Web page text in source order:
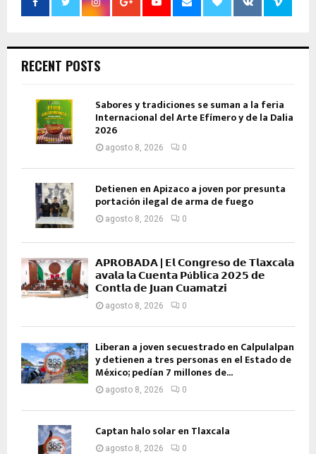
RECENT POSTS
Sabores y tradiciones se suman a la feria
Internacional del Arte Efímero y de la Dalia
2026
agosto 8, 2026 0
Detienen en Apizaco a joven por presunta
portación ilegal de arma de fuego
agosto 8, 2026 0
𝗔𝗣𝗥𝗢𝗕𝗔𝗗𝗔 | 𝗘𝗹 𝗖𝗼𝗻𝗴𝗿𝗲𝘀𝗼 𝗱𝗲 𝗧𝗹𝗮𝘅𝗰𝗮𝗹𝗮
𝗮𝘃𝗮𝗹𝗮 𝗹𝗮 𝗖𝘂𝗲𝗻𝘁𝗮 𝗣ú𝗯𝗹𝗶𝗰𝗮 𝟮𝟬𝟮𝟱 𝗱𝗲
𝗖𝗼𝗻𝘁𝗹𝗮 𝗱𝗲 𝗝𝘂𝗮𝗻 𝗖𝘂𝗮𝗺𝗮𝘁𝘇𝗶
agosto 8, 2026 0
Liberan a joven secuestrado en Calpulalpan
y detienen a tres personas en el Estado de
México; pedían 7 millones de...
agosto 8, 2026 0
Captan halo solar en Tlaxcala
agosto 8, 2026 0